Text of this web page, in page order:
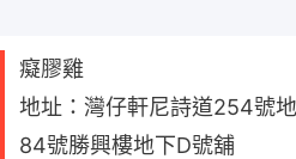
癡膠雞
地址：灣仔軒尼詩道254號
84號勝興樓地下D號舖